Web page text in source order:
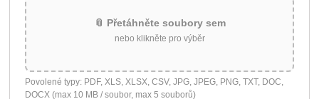
📎 Přetáhněte soubory sem
nebo klikněte pro výběr
Povolené typy: PDF, XLS, XLSX, CSV, JPG, JPEG, PNG, TXT, DOC,
DOCX (max 10 MB / soubor, max 5 souborů)